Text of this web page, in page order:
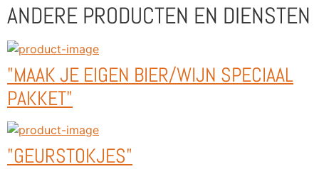
ANDERE PRODUCTEN EN DIENSTEN
"MAAK JE EIGEN BIER/WIJN SPECIAAL
PAKKET"
"GEURSTOKJES"